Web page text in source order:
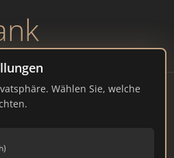
Wählen Sie, welche
Bad
Juli 2026